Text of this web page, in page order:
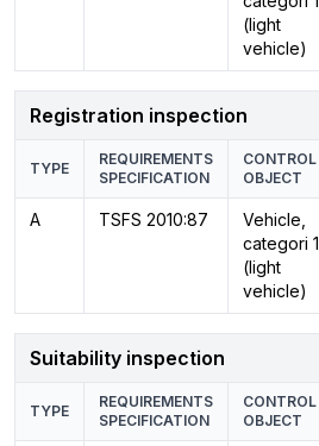
(light
vehicle)
Registration inspection
TYPE
REQUIREMENTS
SPECIFICATION
CONTROL
OBJECT
A TSFS 2010:87
Vehicle,
categori 1
(light
vehicle)
Suitability inspection
TYPE
REQUIREMENTS
SPECIFICATION
CONTROL
OBJECT